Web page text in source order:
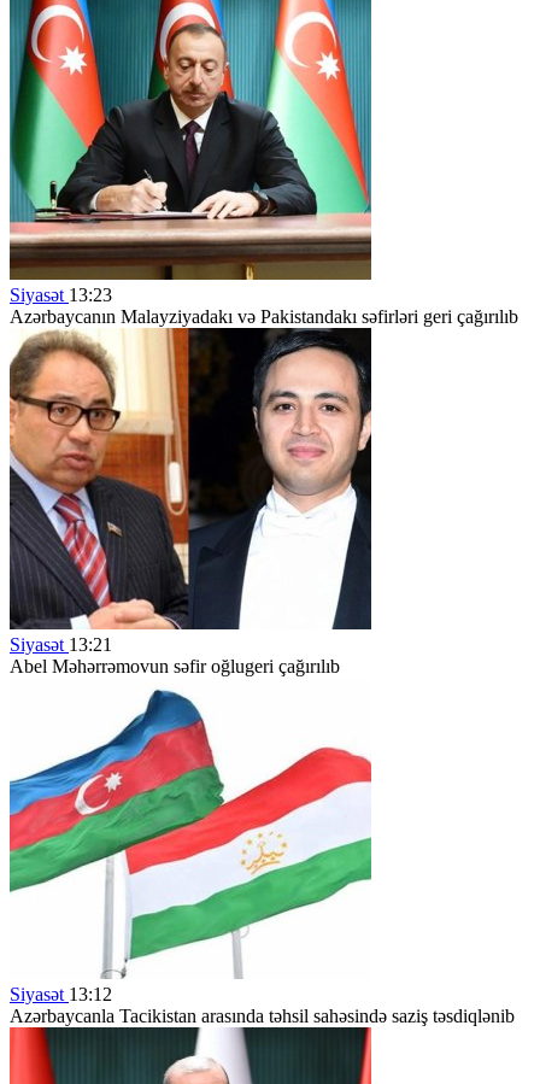
Siyasət 13:23
Azərbaycanın Malayziyadakı və Pakistandakı səfirləri geri çağırılıb
Siyasət 13:21
Abel Məhərrəmovun səfir oğlugeri çağırılıb
Siyasət 13:12
Azərbaycanla Tacikistan arasında təhsil sahəsində saziş təsdiqlənib